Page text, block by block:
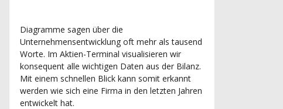
Diagramme sagen über die
Unternehmensentwicklung oft mehr als tausend
Worte. Im Aktien-Terminal visualisieren wir
konsequent alle wichtigen Daten aus der Bilanz.
Mit einem schnellen Blick kann somit erkannt
werden wie sich eine Firma in den letzten Jahren
entwickelt hat.